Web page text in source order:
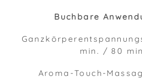
Buchbare
min. / 80
Aroma-Touch-